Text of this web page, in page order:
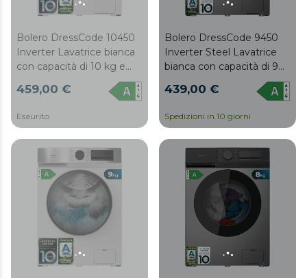
Bolero DressCode 10450
Inverter Lavatrice bianca
con capacità di 10 kg e
programmi, classe A-10 %,
elegante pannello in
acciaio inox, SteamMax,
Drum Clean, Allergy Care,
Pearl Drum, Delay Start,
Función Silence, Stop&Go
e Kid Lock.
459,00 €
Esaurito
Bolero DressCode 9450
Inverter Steel Lavatrice
bianca con capacità di 9
kg e 1400 giri/min, 16
programmi, classe A-10 %,
elegante pannello in
acciaio inox, SteamMax,
Drum Clean, Allergy Care,
Pearl Drum, Delay Start,
Función Silence, Stop&Go
e Kid Lock.
439,00 €
Spedizioni in 10 giorni